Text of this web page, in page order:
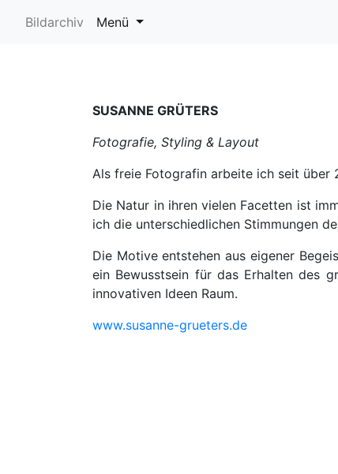
Bildarchiv Menü
SUSANNE GRÜTERS
Fotografie, Styling & Layout
Als freie Fotografin arbeite ich seit über
Die Natur in ihren vielen Facetten ist
ich die unterschiedlichen Stimmungen
Die Motive entstehen aus eigener
ein Bewusstsein für das Erhalten des
innovativen Ideen Raum.
www.susanne-grueters.de